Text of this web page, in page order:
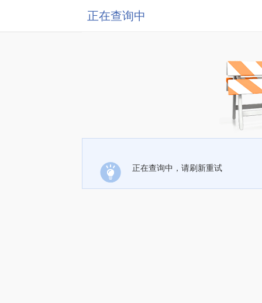
正在查询中
正在查询中，请刷新重试